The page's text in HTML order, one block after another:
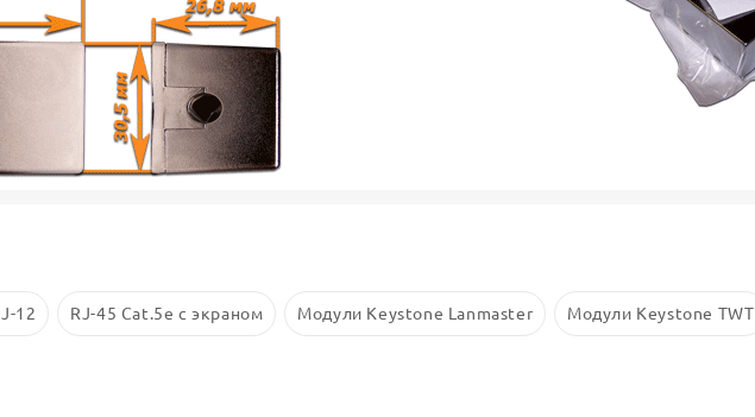
12 RJ-45 Cat.5e с экраном Модули Keystone Lanmaster Модули Keystone TWT